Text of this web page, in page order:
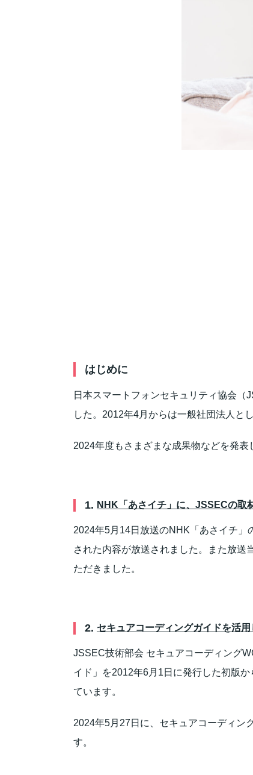
はじめに
日本スマートフォンセキュリティ協会
した。2012年4月からは一般社団法人と
2024年度もさまざまな成果物などを発
1. NHK「あさイチ」に、JSSECの取
2024年5月14日放送のNHK「あさイチ
された内容が放送されました。また放
ただきました。
2. セキュアコーディングガイドを活
JSSEC技術部会 セキュアコーディング
イド」を2012年6月1日に発行した初版
ています。
2024年5月27日に、セキュアコーディン
す。